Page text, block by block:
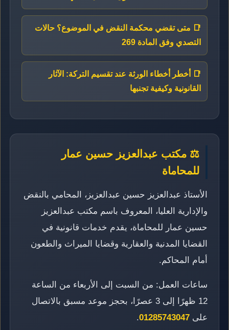
📑 متى تقضي محكمة النقض في الموضوع؟ حالات
التصدي وفق المادة 269
📑 أخطر أخطاء الورثة عند تقسيم التركة: الآثار
القانونية وكيفية تجنبها
⚖️ مكتب عبدالعزيز حسين عمار
للمحاماة
الأستاذ عبدالعزيز حسين عبدالعزيز، المحامي بالنقض
والإدارية العليا، المعروف باسم مكتب عبدالعزيز
حسين عمار للمحاماة، يقدم خدمات قانونية في
القضايا المدنية والعقارية وقضايا الميراث والطعون
أمام المحاكم.
ساعات العمل: من السبت إلى الأربعاء من الساعة
12 ظهرًا إلى 3 عصرًا، بحجز موعد مسبق بالاتصال
على 01285743047
.